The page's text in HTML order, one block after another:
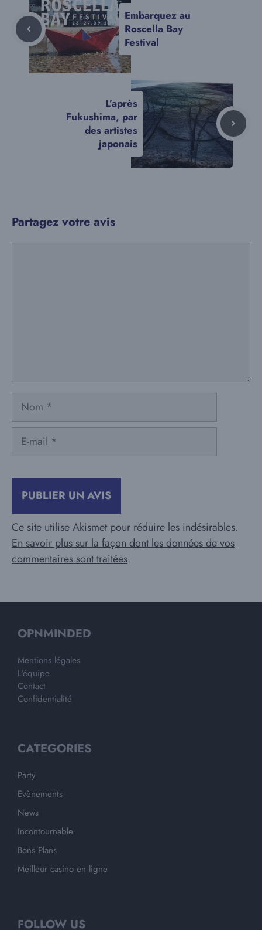
Embarquez au
Roscella Bay
Festival
L’après
Fukushima, par
des artistes
japonais
Partagez votre avis
Nom
mail
Ce site utilise Akismet pour réduire les indésirables.
En savoir plus sur la façon dont les données de vos
commentaires sont traitées.
OPNMINDED
Mentions légales
L'équipe
Contact
Confidentialité
CATEGORIES
Party
Evènements
News
Incontournable
Bons Plans
Meilleur casino en ligne
FOLLOW US